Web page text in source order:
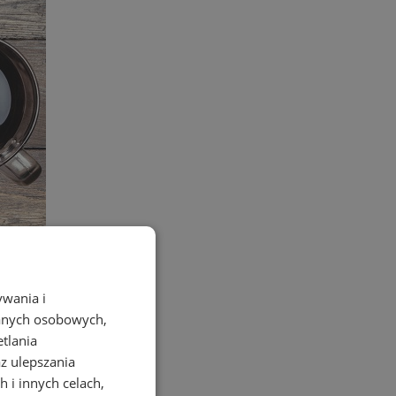
i
osobowych,
ulepszania
i innych celach,